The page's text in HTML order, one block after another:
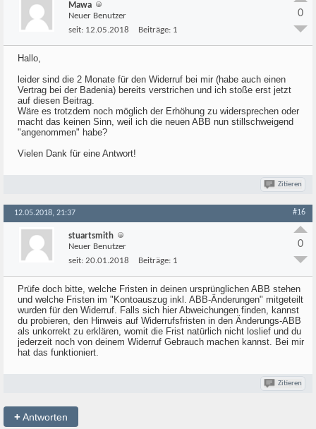
Mawa
Neuer Benutzer
seit: 12.05.2018 Beiträge: 1
0
Hallo,
leider sind die 2 Monate für den Widerruf bei mir (habe auch einen
Vertrag bei der Badenia) bereits verstrichen und ich stoße erst jetzt
auf diesen Beitrag.
Wäre es trotzdem noch möglich der Erhöhung zu widersprechen oder
macht das keinen Sinn, weil ich die neuen ABB nun stillschweigend
"angenommen" habe?
Vielen Dank für eine Antwort!
Zitieren
12.05.2018, 21:37 #16
stuartsmith
Neuer Benutzer
seit: 20.01.2018 Beiträge: 1
0
Prüfe doch bitte, welche Fristen in deinen ursprünglichen ABB stehen
und welche Fristen im "Kontoauszug inkl. ABB-Änderungen" mitgeteilt
wurden für den Widerruf. Falls sich hier Abweichungen finden, kannst
du probieren, den Hinweis auf Widerrufsfristen in den Änderungs-ABB
als unkorrekt zu erklären, womit die Frist natürlich nicht loslief und du
jederzeit noch von deinem Widerruf Gebrauch machen kannst. Bei mir
hat das funktioniert.
Zitieren
+Antworten